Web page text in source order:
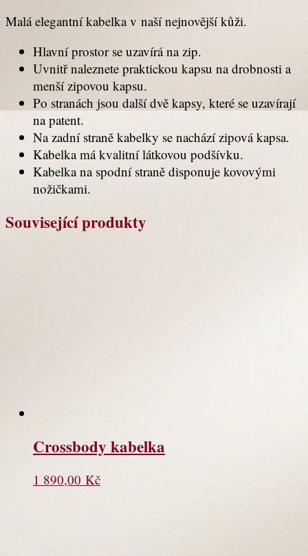
Malá elegantní kabelka v naší nejnovější kůži.
Hlavní prostor se uzavírá na zip.
Uvnitř naleznete praktickou kapsu na drobnosti a
menší zipovou kapsu.
Po stranách jsou další dvě kapsy, které se uzavírají
na patent.
Na zadní straně kabelky se nachází zipová kapsa.
Kabelka má kvalitní látkovou podšívku.
Kabelka na spodní straně disponuje kovovými
nožičkami.
Související produkty
Crossbody kabelka
1 890,00 Kč